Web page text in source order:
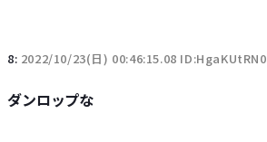
8: 2022/10/23(日) 00:46:15.08 ID:HgaKUtRN0
ダンロップな